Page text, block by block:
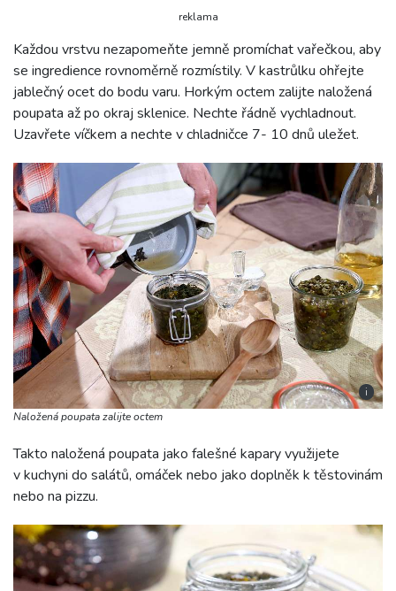
reklama
Každou vrstvu nezapomeňte jemně promíchat vařečkou, aby
se ingredience rovnoměrně rozmístily. V kastrůlku ohřejte
jablečný ocet do bodu varu. Horkým octem zalijte naložená
poupata až po okraj sklenice. Nechte řádně vychladnout.
Uzavřete víčkem a nechte v chladničce 7- 10 dnů uležet.
i
Naložená poupata zalijte octem
Takto naložená poupata jako falešné kapary využijete
v kuchyni do salátů, omáček nebo jako doplněk k těstovinám
nebo na pizzu.